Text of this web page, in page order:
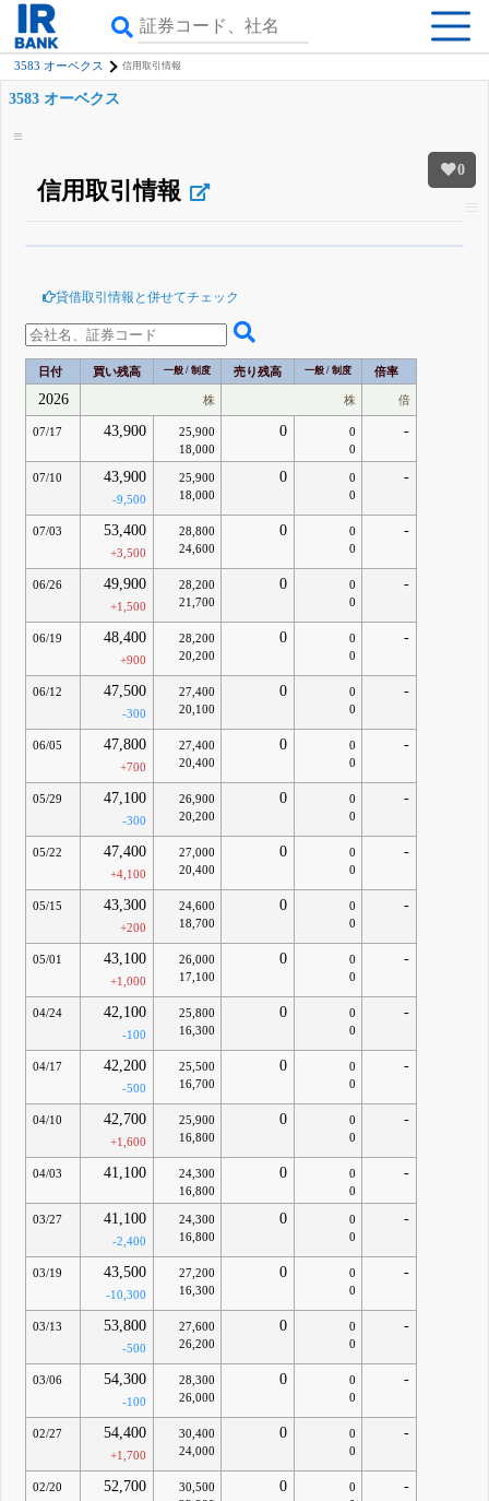
3583 オーベクス 信用取引情報
0
3583 オーベクス
信用取引情報
登録すると永久30%OFFと米株版の先行利用も付きます
貸借取引情報と併せてチェック
日付 買い残高 一般 / 制度 売り残高 一般 / 制度 倍率
2026 株 株 倍
07/17 43,900
25,900
18,000
0
0
0
-
07/10 43,900
-9,500
25,900
18,000
0
0
0
-
07/03 53,400
+3,500
28,800
24,600
0
0
0
-
06/26 49,900
+1,500
28,200
21,700
0
0
0
-
06/19 48,400
+900
28,200
20,200
0
0
0
-
06/12 47,500
-300
27,400
20,100
0
0
0
-
06/05 47,800
+700
27,400
20,400
0
0
0
-
05/29 47,100
-300
26,900
20,200
0
0
0
-
05/22 47,400
+4,100
27,000
20,400
0
0
0
-
05/15 43,300
+200
24,600
18,700
0
0
0
-
05/01 43,100
+1,000
26,000
17,100
0
0
0
-
04/24 42,100
-100
25,800
16,300
0
0
0
-
04/17 42,200
-500
25,500
16,700
0
0
0
-
04/10 42,700
+1,600
25,900
16,800
0
0
0
-
04/03 41,100
24,300
16,800
0
0
0
-
03/27 41,100
-2,400
24,300
16,800
0
0
0
-
03/19 43,500
-10,300
27,200
16,300
0
0
0
-
03/13 53,800
-500
27,600
26,200
0
0
0
-
03/06 54,300
-100
28,300
26,000
0
0
0
-
02/27 54,400
+1,700
30,400
24,000
0
0
0
-
02/20 52,700
30,500
0
0
-